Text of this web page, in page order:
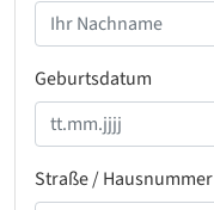
Geburtsdatum
Straße / Hausnummer